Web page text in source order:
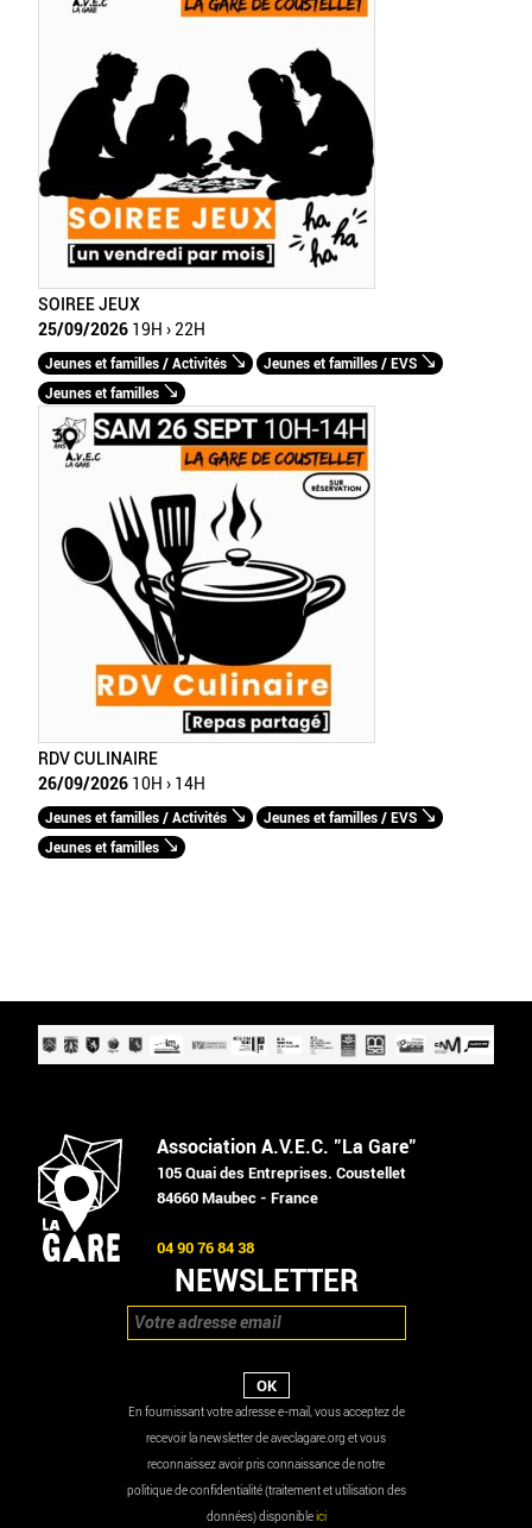
SOIREE JEUX
25/09/2026 19H › 22H
Jeunes et familles / Activités
Jeunes et familles / EVS
Jeunes et familles
RDV CULINAIRE
26/09/2026 10H › 14H
Jeunes et familles / Activités
Jeunes et familles / EVS
Jeunes et familles
Association A.V.E.C. "La Gare"
105 Quai des Entreprises. Coustellet
84660 Maubec - France
04 90 76 84 38
NEWSLETTER
En fournissant votre adresse e-mail, vous acceptez de
recevoir la newsletter de aveclagare.org et vous
reconnaissez avoir pris connaissance de notre
politique de confidentialité (traitement et utilisation des
données) disponibleici